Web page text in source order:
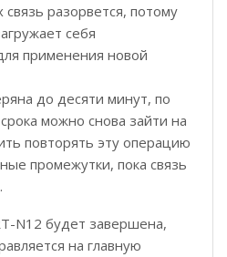
связь разорвется, потому
себя
применения новой
до десяти минут, по
можно снова зайти на
повторять эту операцию
промежутки, пока связь
N12 будет завершена,
на главную